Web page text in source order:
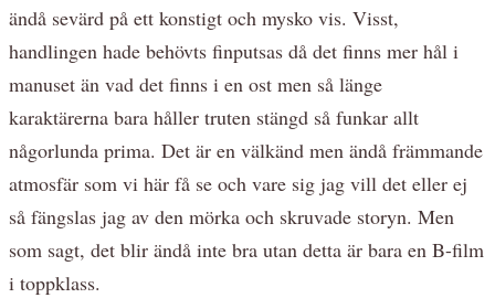
ändå sevärd på ett konstigt och mysko vis. Visst,
handlingen hade behövts finputsas då det finns mer hål i
manuset än vad det finns i en ost men så länge
karaktärerna bara håller truten stängd så funkar allt
någorlunda prima. Det är en välkänd men ändå främmande
atmosfär som vi här få se och vare sig jag vill det eller ej
så fängslas jag av den mörka och skruvade storyn. Men
som sagt, det blir ändå inte bra utan detta är bara en B-film
i toppklass.